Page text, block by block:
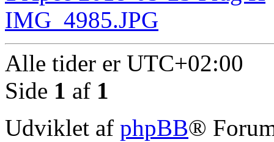
Alle tider er UTC+02:00
Side 1 af 1
Udviklet af phpBB®